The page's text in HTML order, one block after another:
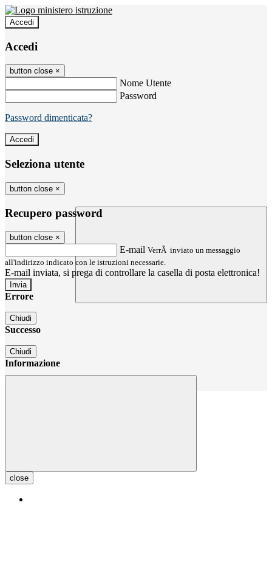
Accedi
Accedi
button close ×
Nome Utente
Password
Password dimenticata?
Seleziona utente
button close ×
Recupero password
button close ×
E-mail VerrÃ inviato un messaggio
all'indirizzo indicato con le istruzioni necessarie.
E-mail inviata, si prega di controllare la casella di posta elettronica!
Errore
Chiudi
Successo
Chiudi
Informazione
close